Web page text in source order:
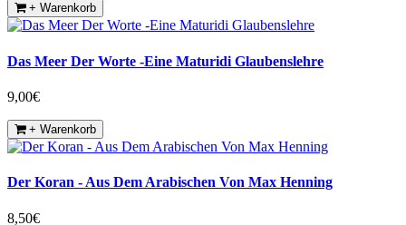
+ Warenkorb
Das Meer Der Worte -Eine Maturidi Glaubenslehre
9,00€
+ Warenkorb
Der Koran - Aus Dem Arabischen Von Max Henning
8,50€